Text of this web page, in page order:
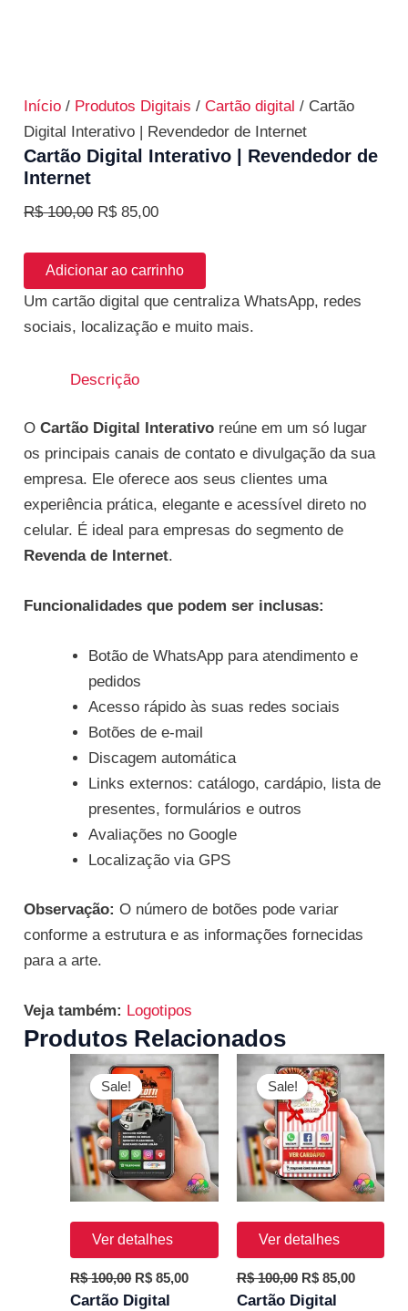
Início / Produtos Digitais /Cartão digital / Cartão
Digital Interativo | Revendedor de Internet
Cartão Digital Interativo | Revendedor de
Internet
R$100,00 R$85,00
Adicionar ao carrinho
Um cartão digital que centraliza WhatsApp, redes
sociais, localização e muito mais.
Descrição
OCartão Digital Interativo reúne em um só lugar
os principais canais de contato e divulgação da sua
empresa. Ele oferece aos seus clientes uma
experiência prática, elegante e acessível direto no
celular. É ideal para empresas do segmento de
Revenda de Internet.
Funcionalidades que podem ser inclusas:
Botão de WhatsApp para atendimento e
pedidos
Acesso rápido às suas redes sociais
Botões de e-mail
Discagem automática
Links externos: catálogo, cardápio, lista de
presentes, formulários e outros
Avaliações no Google
Localização via GPS
Observação: O número de botões pode variar
conforme a estrutura e as informações fornecidas
para a arte.
Veja também: Logotipos
Produtos Relacionados
Sale!
Sale!
Ver detalhes
R$100,00
O
preço
original
era:
R$ 100,00.
R$ 85,00
O
preço
é:
R$ 85,00.
Cartão Digital
Sale!
Sale!
Ver detalhes
R$100,00
O
preço
original
era:
R$ 100,00.
R$85,00
O
preço
é:
R$
Cartão Digital